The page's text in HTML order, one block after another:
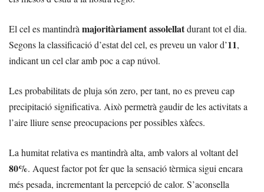
El cel es mantindràmajoritàriament assolellatdurant tot el dia.
Segons la classificació d’estat del cel, es preveu un valor d’11,
indicant un cel clar amb poc a cap núvol.
Les probabilitats de pluja són zero, per tant, no es preveu cap
precipitació significativa. Això permetrà gaudir de les activitats a
l’aire lliure sense preocupacions per possibles xàfecs.
La humitat relativa es mantindrà alta, amb valors al voltant del
80%. Aquest factor pot fer que la sensació tèrmica sigui encara
més pesada, incrementant la percepció de calor. S’aconsella